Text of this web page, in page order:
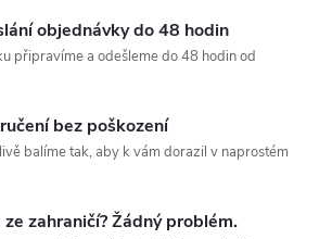
objednávky do 48 hodin
připravíme a odešleme do 48 hodin od
bez poškození
balíme tak, aby k vám dorazil v naprostém
zahraničí? Žádný problém.